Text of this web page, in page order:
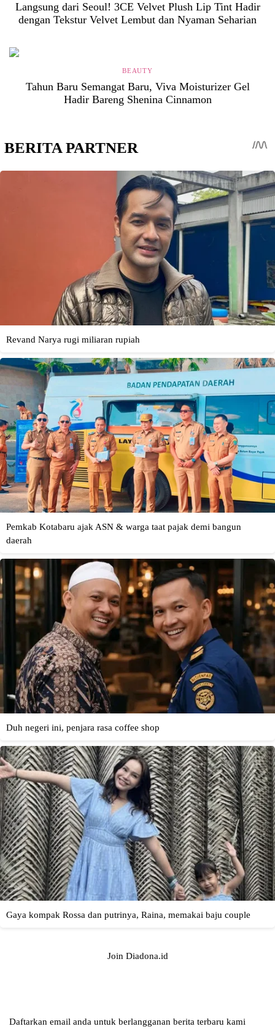
Langsung dari Seoul! 3CE Velvet Plush Lip Tint Hadir
dengan Tekstur Velvet Lembut dan Nyaman Seharian
BEAUTY
Tahun Baru Semangat Baru, Viva Moisturizer Gel
Hadir Bareng Shenina Cinnamon
Join Diadona.id
Daftarkan email anda untuk berlangganan berita terbaru kami